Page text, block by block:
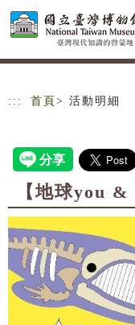
跳到主要內容
網站導覽
::: 首頁 > 活動明細
【地球you